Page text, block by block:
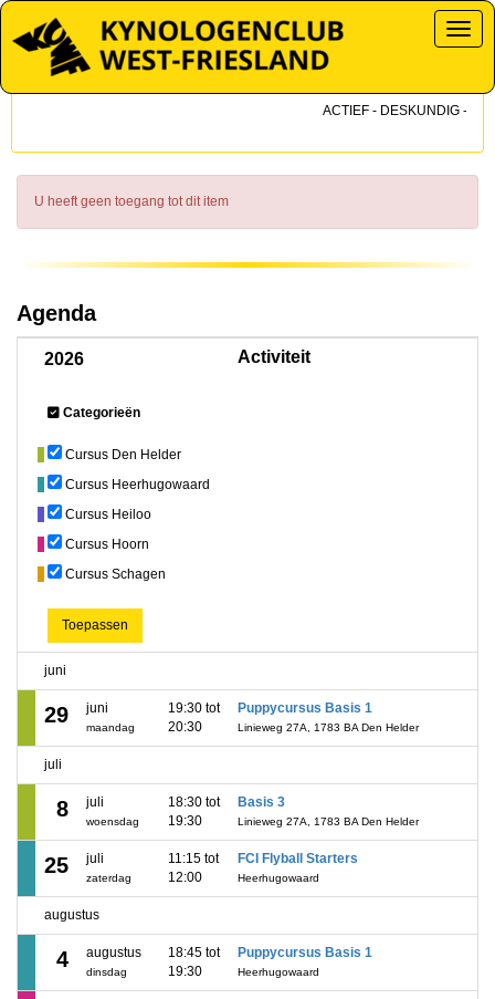
ACTIEF - DESKUNDIG -
U heeft geen toegang tot dit item
Agenda
2026 Activiteit
Categorieën
Cursus Den Helder
Cursus Heerhugowaard
Cursus Heiloo
Cursus Hoorn
Cursus Schagen
Toepassen
juni
29 juni
maandag
19:30 tot
20:30
Puppycursus Basis 1
Linieweg 27A, 1783 BA Den Helder
juli
8 juli
woensdag
18:30 tot
19:30
Basis 3
Linieweg 27A, 1783 BA Den Helder
25 juli
zaterdag
11:15 tot
12:00
FCI Flyball Starters
Heerhugowaard
augustus
4 augustus
dinsdag
18:45 tot
19:30
Puppycursus Basis 1
Heerhugowaard